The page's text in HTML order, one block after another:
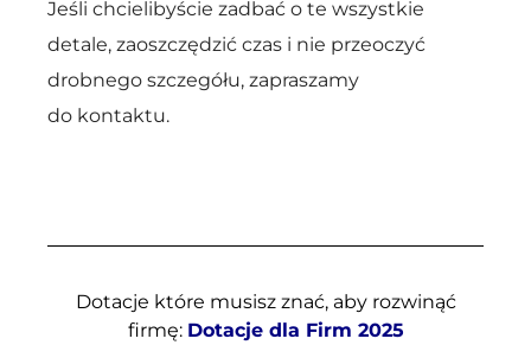
Jeśli chcielibyście zadbać o te wszystkie
detale, zaoszczędzić czas i nie przeoczyć
drobnego szczegółu, zapraszamy
do kontaktu.
Dotacje które musisz znać, aby rozwinąć
firmę: Dotacje dla Firm 2025